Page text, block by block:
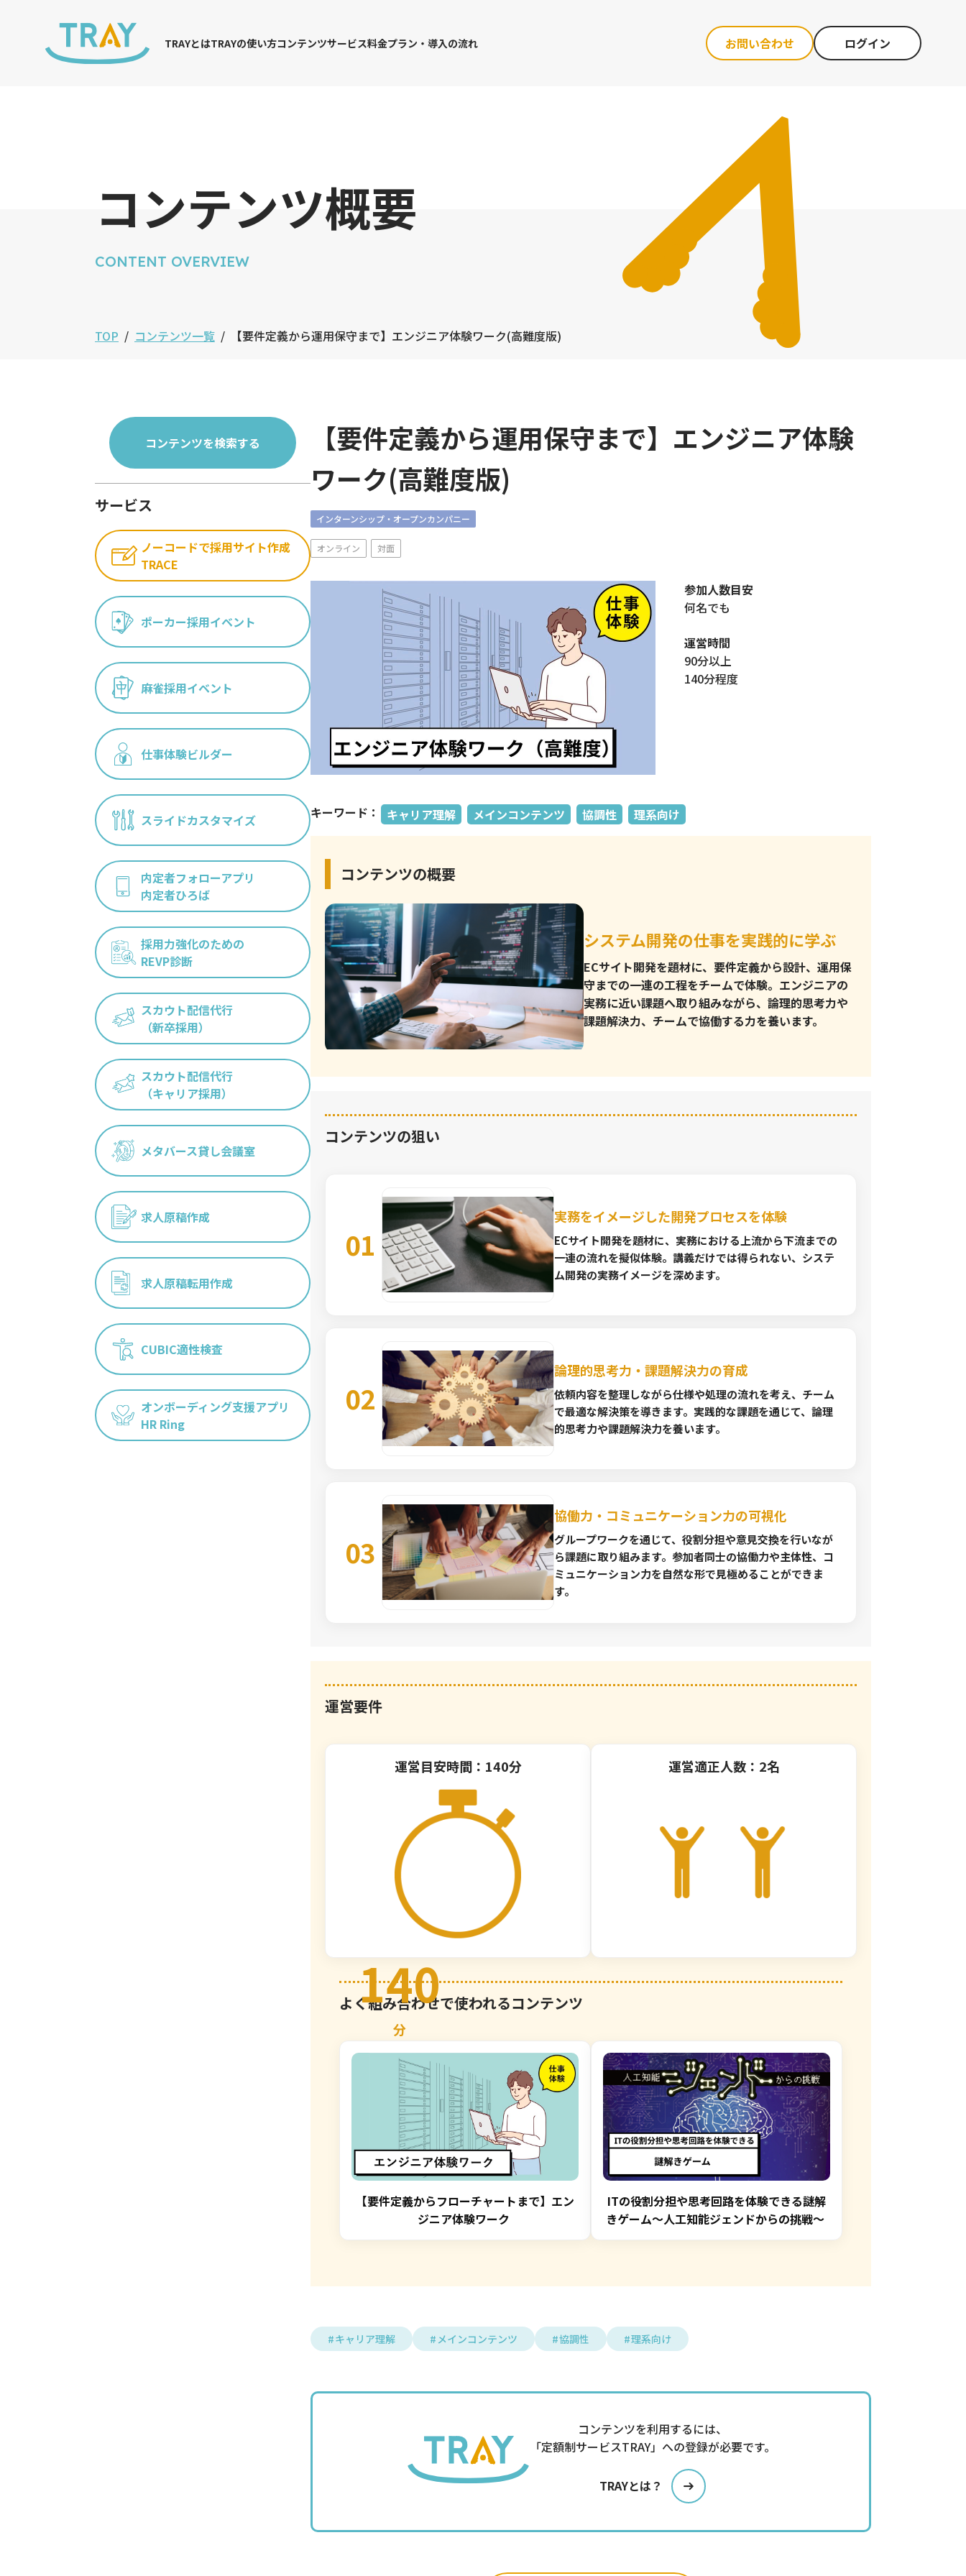
TRAYとはTRAYの使い方コンテンツ
・選考／面接
・内定式／入社式
・新入社員研修等
・デザインテンプレート
サービス
・麻雀採用
・内定者ひろば
・REVP診断
・スカウト配信代行(キャリア)
・メタバース貸し会議室
・求人原稿転用作成
・CUBIC適性検査
料金プラン・導入の流れ お問い合わせ ログイン
コンテンツ概要
CONTENT OVERVIEW
TOP コンテンツ一覧 【要件定義から運用保守まで】エンジニア体験ワーク(高難度版)
コンテンツを検索する
サービス
ノーコードで採用サイト作成
TRACE
ポーカー採用イベント
麻雀採用イベント
仕事体験ビルダー
スライドカスタマイズ
内定者フォローアプリ
内定者ひろば
採用力強化のための
REVP診断
スカウト配信代行
（新卒採用）
スカウト配信代行
（キャリア採用）
メタバース貸し会議室
求人原稿作成
求人原稿転用作成
CUBIC適性検査
オンボーディング支援アプリ
HR Ring
【要件定義から運用保守まで】エンジニア体験
ワーク(高難度版)
インターンシップ・オープンカンパニー
オンライン 対面
参加人数目安
何名でも
運営時間
90分以上
140分程度
キーワード： キャリア理解 メインコンテンツ 協調性 理系向け
コンテンツの概要
システム開発の仕事を実践的に学ぶ
ECサイト開発を題材に、要件定義から設計、運用保
守までの一連の工程をチームで体験。エンジニアの
実務に近い課題へ取り組みながら、論理的思考力や
課題解決力、チームで協働する力を養います。
コンテンツの狙い
01
実務をイメージした開発プロセスを体験
ECサイト開発を題材に、実務における上流から下流までの
一連の流れを擬似体験。講義だけでは得られない、システ
ム開発の実務イメージを深めます。
02
論理的思考力・課題解決力の育成
依頼内容を整理しながら仕様や処理の流れを考え、チーム
で最適な解決策を導きます。実践的な課題を通じて、論理
的思考力や課題解決力を養います。
03
協働力・コミュニケーション力の可視化
グループワークを通じて、役割分担や意見交換を行いなが
ら課題に取り組みます。参加者同士の協働力や主体性、コ
ミュニケーション力を自然な形で見極めることができま
す。
運営要件
運営目安時間：140分
140
分
運営適正人数：2名
よく組み合わせで使われるコンテンツ
【要件定義からフローチャートまで】エン
ジニア体験ワーク
ITの役割分担や思考回路を体験できる謎解
きゲーム～人工知能ジェンドからの挑戦～
キャリア理解 メインコンテンツ 協調性 理系向け
コンテンツを利用するには、
「定額制サービスTRAY」への登録が必要です。
TRAYとは？